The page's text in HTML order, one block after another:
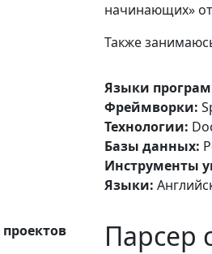
начинающих»
Также
Языки
Фреймворки:
Технологии:
Базы данных:
Инструменты
Языки:
Парсер